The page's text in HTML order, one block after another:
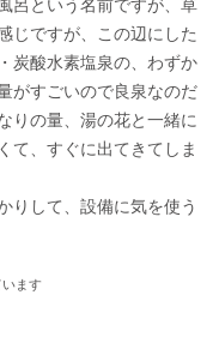
呂という名前ですが、草
じですが、この辺にした
炭酸水素塩泉の、わずか
がすごいので良泉なのだ
りの量、湯の花と一緒に
て、すぐに出てきてしま
りして、設備に気を使う
ます